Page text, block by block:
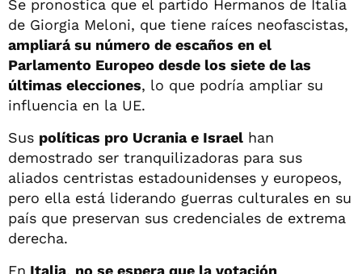
Se pronostica que el partido Hermanos de Italia
de Giorgia Meloni, que tiene raíces neofascistas,
ampliará su número de escaños en el
Parlamento Europeo desde los siete de las
últimas elecciones, lo que podría ampliar su
influencia en la UE.
Sus políticas pro Ucrania e Israel han
demostrado ser tranquilizadoras para sus
aliados centristas estadounidenses y europeos,
pero ella está liderando guerras culturales en su
país que preservan sus credenciales de extrema
derecha.
En Italia, no se espera que la votación